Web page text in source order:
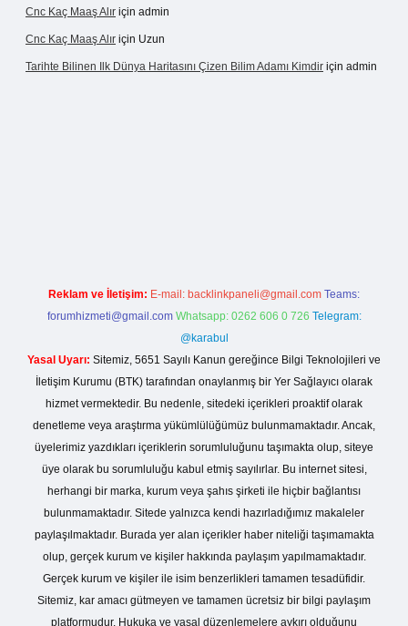
Cnc Kaç Maaş Alır için admin
Cnc Kaç Maaş Alır için Uzun
Tarihte Bilinen Ilk Dünya Haritasını Çizen Bilim Adamı Kimdir için admin
Reklam ve İletişim: E-mail: backlinkpaneli@gmail.com Teams:
forumhizmeti@gmail.com Whatsapp: 0262 606 0 726 Telegram:
@karabul
Yasal Uyarı: Sitemiz, 5651 Sayılı Kanun gereğince Bilgi Teknolojileri ve
İletişim Kurumu (BTK) tarafından onaylanmış bir Yer Sağlayıcı olarak
hizmet vermektedir. Bu nedenle, sitedeki içerikleri proaktif olarak
denetleme veya araştırma yükümlülüğümüz bulunmamaktadır. Ancak,
üyelerimiz yazdıkları içeriklerin sorumluluğunu taşımakta olup, siteye
üye olarak bu sorumluluğu kabul etmiş sayılırlar. Bu internet sitesi,
herhangi bir marka, kurum veya şahıs şirketi ile hiçbir bağlantısı
bulunmamaktadır. Sitede yalnızca kendi hazırladığımız makaleler
paylaşılmaktadır. Burada yer alan içerikler haber niteliği taşımamakta
olup, gerçek kurum ve kişiler hakkında paylaşım yapılmamaktadır.
Gerçek kurum ve kişiler ile isim benzerlikleri tamamen tesadüfidir.
Sitemiz, kar amacı gütmeyen ve tamamen ücretsiz bir bilgi paylaşım
platformudur. Hukuka ve yasal düzenlemelere aykırı olduğunu